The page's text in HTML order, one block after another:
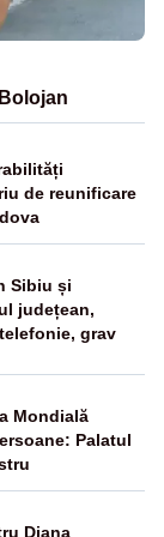
de reunificare
Sibiu și
județean,
grav
Mondială
Palatul
Diana